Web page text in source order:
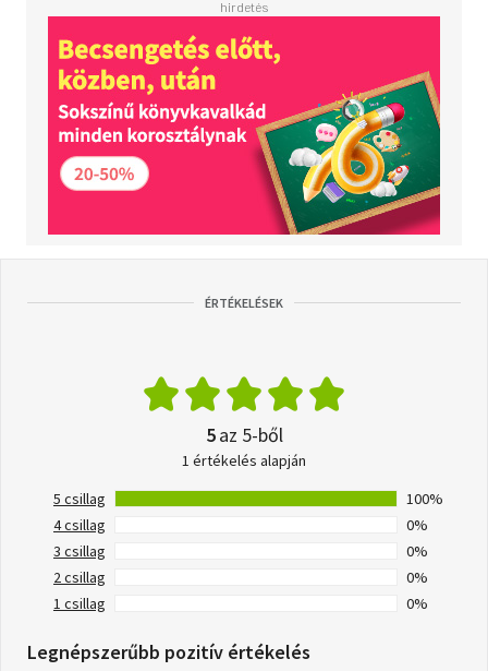
ÉRTÉKELÉSEK
5az 5-ből
1 értékelés alapján
5 csillag
100%
4 csillag
0%
3 csillag
0%
2 csillag
0%
1 csillag
0%
Legnépszerűbb pozitív értékelés